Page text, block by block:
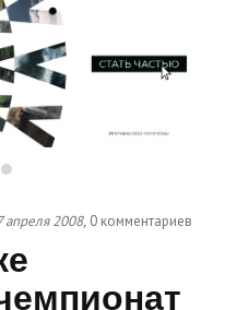
апреля 2008, 0 комментариев